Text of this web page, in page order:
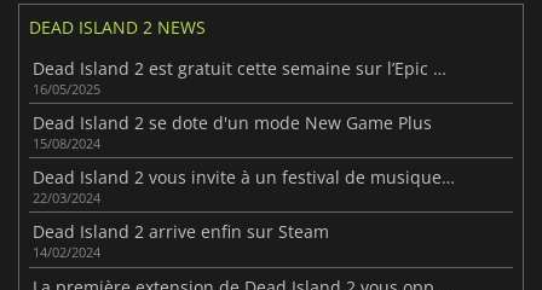
DEAD ISLAND 2 NEWS
Dead Island 2 est gratuit cette semaine sur l’Epic Games Store
16/05/2025
Dead Island 2 se dote d'un mode New Game Plus
15/08/2024
Dead Island 2 vous invite à un festival de musique le mois prochain
22/03/2024
Dead Island 2 arrive enfin sur Steam
14/02/2024